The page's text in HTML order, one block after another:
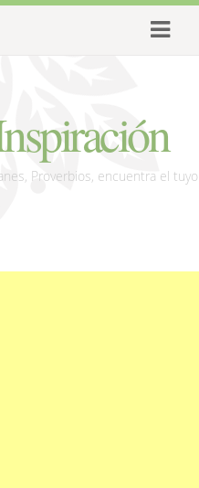
Proverbios, encuentra el tuyo